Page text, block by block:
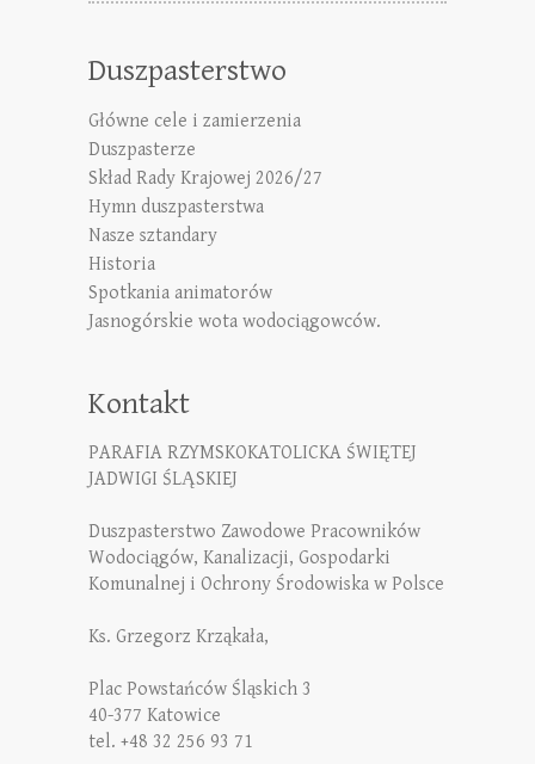
Duszpasterstwo
Główne cele i zamierzenia
Duszpasterze
Skład Rady Krajowej 2026/27
Hymn duszpasterstwa
Nasze sztandary
Historia
Spotkania animatorów
Jasnogórskie wota wodociągowców.
Kontakt
PARAFIA RZYMSKOKATOLICKA ŚWIĘTEJ
JADWIGI ŚLĄSKIEJ
Duszpasterstwo Zawodowe Pracowników
Wodociągów, Kanalizacji, Gospodarki
Komunalnej i Ochrony Środowiska w Polsce
Ks. Grzegorz Krząkała,
Plac Powstańców Śląskich 3
40-377 Katowice
tel. +48 32 256 93 71